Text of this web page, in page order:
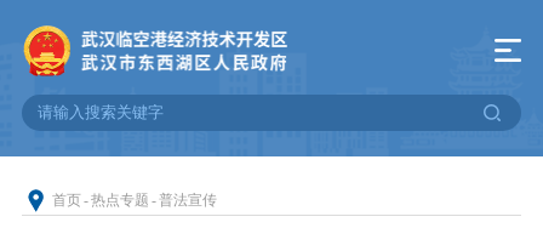
首页-热点专题 -普法宣传